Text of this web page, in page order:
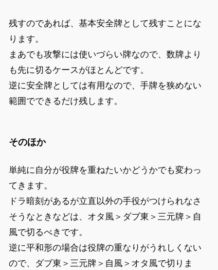
残すのであれば、基本安全牌として残すことにな
ります。
まあでも攻撃には使いづらい牌なので、数牌より
も先に切るケースがほとんどです。
逆に安全牌としては有用なので、手牌を狭めない
範囲でできるだけ残します。
そのほか
単純に自分が役牌を重ねたいかどうかでも変わっ
てきます。
ドラ暗刻があるが立直以外の手役がつけられなさ
そうなときなどは、オタ風＞ダブ東＞三元牌＞自
風で切るべきです。
逆に平和形の場合は役牌の重なりがうれしくない
ので、ダブ東＞三元牌＞自風＞オタ風で切りま